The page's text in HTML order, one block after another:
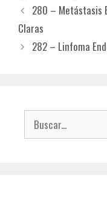
280 – Metástasis
Claras
282 – Linfoma
Buscar: